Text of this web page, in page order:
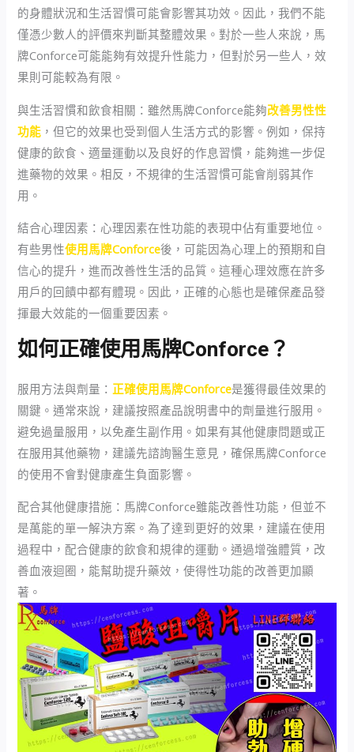
的身體狀況和生活習慣可能會影響其功效。因此，我們不能
僅憑少數人的評價來判斷其整體效果。對於一些人來說，馬
牌Conforce可能能夠有效提升性能力，但對於另一些人，效
果則可能較為有限。
與生活習慣和飲食相關：雖然馬牌Conforce能夠改善男性性
功能 ，但它的效果也受到個人生活方式的影響。例如，保持
健康的飲食、適量運動以及良好的作息習慣，能夠進一步促
進藥物的效果。相反，不規律的生活習慣可能會削弱其作
用。
結合心理因素：心理因素在性功能的表現中佔有重要地位。
有些男性使用馬牌Conforce後，可能因為心理上的預期和自
信心的提升，進而改善性生活的品質。這種心理效應在許多
用戶的回饋中都有體現。因此，正確的心態也是確保產品發
揮最大效能的一個重要因素。
如何正確使用馬牌Conforce？
服用方法與劑量： 正確使用馬牌Conforce是獲得最佳效果的
關鍵。通常來說，建議按照產品說明書中的劑量進行服用。
避免過量服用，以免產生副作用。如果有其他健康問題或正
在服用其他藥物，建議先諮詢醫生意見，確保馬牌Conforce
的使用不會對健康產生負面影響。
配合其他健康措施：馬牌Conforce雖能改善性功能，但並不
是萬能的單一解決方案。為了達到更好的效果，建議在使用
過程中，配合健康的飲食和規律的運動。通過增強體質，改
善血液迴圈，能幫助提升藥效，使得性功能的改善更加顯
著。